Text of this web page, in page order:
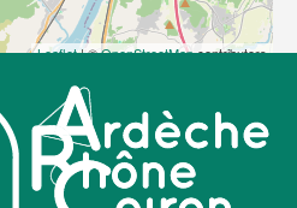
Leaflet| ©OpenStreetMapcontributors